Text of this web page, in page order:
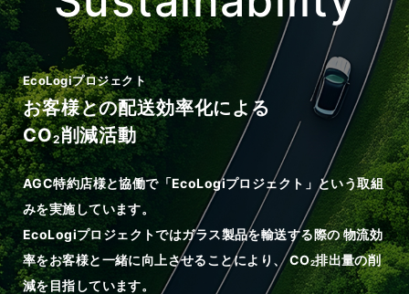
EcoLogiプロジェクト
お客様との配送効率化による
CO2削減活動
AGC特約店様と協働で「EcoLogiプロジェクト」という取組
みを実施しています。
EcoLogiプロジェクトではガラス製品を輸送する際の物流効
率をお客様と一緒に向上させることにより、CO2排出量の削
減を目指しています。